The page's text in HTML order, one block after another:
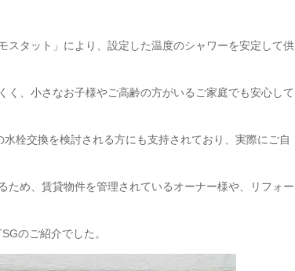
スタット」により、設定した温度のシャワーを安定して供
、小さなお子様やご高齢の方がいるご家庭でも安心して
栓交換を検討される方にも支持されており、実際にご自
め、賃貸物件を管理されているオーナー様や、リフォー
のご紹介でした。